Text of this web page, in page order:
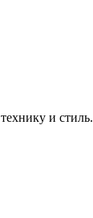
и стиль.